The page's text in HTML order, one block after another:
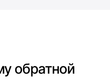
обратной